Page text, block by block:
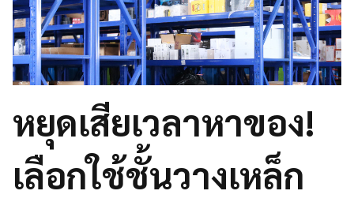
หยุดเสียเวลาหาของ!
เลือกใช้ชั้นวางเหล็ก